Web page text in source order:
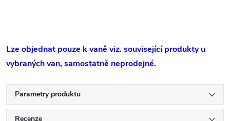
Lze objednat pouze k vaně viz. související produkty u
vybraných van, samostatně neprodejné.
Parametry produktu
Recenze